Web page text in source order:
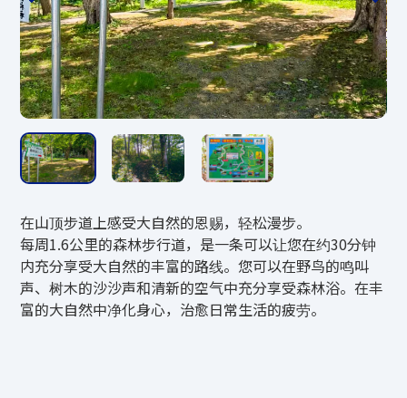
在山顶步道上感受大自然的恩赐，轻松漫步。
每周1.6公里的森林步行道，是一条可以让您在约30分钟
内充分享受大自然的丰富的路线。您可以在野鸟的鸣叫
声、树木的沙沙声和清新的空气中充分享受森林浴。在丰
富的大自然中净化身心，治愈日常生活的疲劳。
营业时间
10：00～12：30／13：30～17：00
（接待截止时间为16:30）
10月1日（周四）起16:30结束
费用
中学生以上800日元
小学生400日元
*（山顶）滑道自动售票机（只收现金）
*3岁以下儿童不可乘坐。